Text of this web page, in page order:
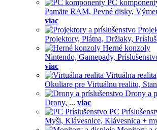
PC
Pamäte RAM, Pevné disky,
viac
Projektory, Plátna, Držiaky,
Herné konzoly
Nintendo, Gamepady,
viac
Virtuálna realita
Okuliare pre Virtuálnu realitu,
Drony a
Drony, ... viac
PC
Myši, Klávesnice, Klávesnica +